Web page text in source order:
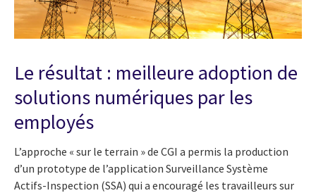
Le résultat : meilleure adoption de
solutions numériques par les
employés
L’approche « sur le terrain » de CGI a permis la production
d’un prototype de l’application Surveillance Système
Actifs-Inspection (SSA) qui a encouragé les travailleurs sur